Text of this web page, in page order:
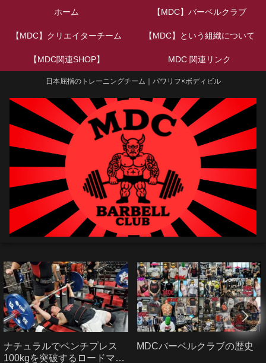
日本屈指のトレーニングチーム｜パワリフ×ボディビル
ホーム 【MDC】バーベルクラブ
【MDC】クリエイターチーム 【MDC】という組織について
【MDC関連SHOP】 MDC 関連リンク
ナチュラルでベンチプレス
100kgを突破するロードマッ
MDCバーベルクラブの歴史